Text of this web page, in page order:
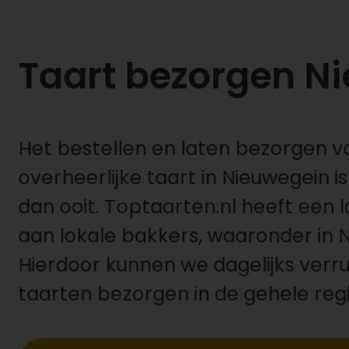
Taart bezorgen
Het bestellen en laten bezorgen
overheerlijke taart in Nieuwegein
dan ooit. Toptaarten.nl heeft een
aan lokale bakkers, waaronder in
Hierdoor kunnen we dagelijks
taarten bezorgen in de gehele